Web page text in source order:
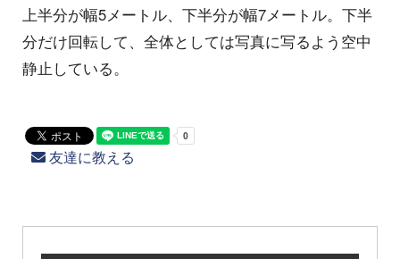
上半分が幅5メートル、下半分が幅7メートル。下半
分だけ回転して、全体としては写真に写るよう空中
静止している。
友達に教える